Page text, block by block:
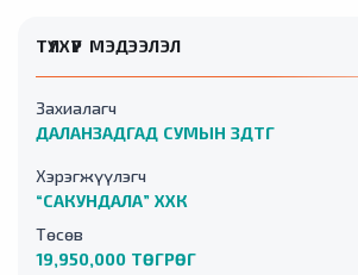
ТҮЛХҮҮР МЭДЭЭЛЭЛ
Захиалагч
ДАЛАНЗАДГАД СУМЫН ЗДТГ
Хэрэгжүүлэгч
“САКУНДАЛА” ХХК
Төсөв
19,950,000 ТӨГРӨГ